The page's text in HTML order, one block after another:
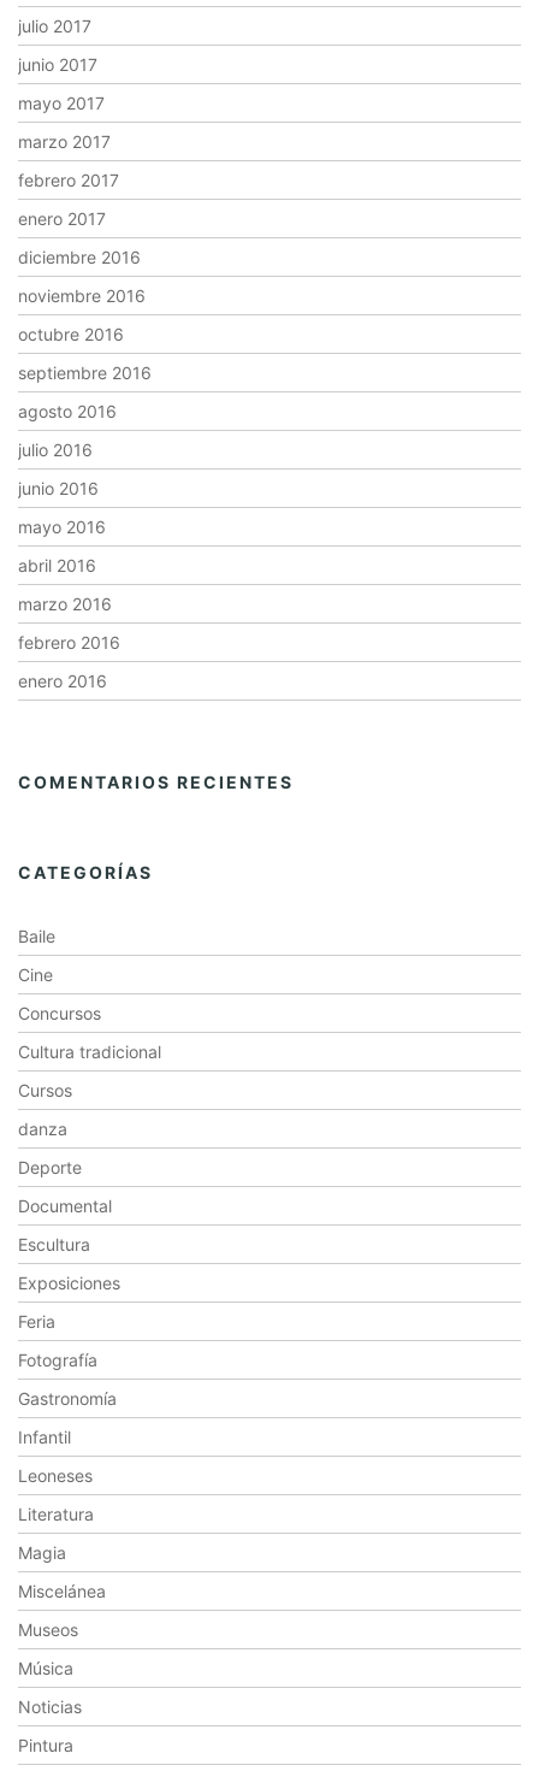
julio 2017
junio 2017
mayo 2017
marzo 2017
febrero 2017
enero 2017
diciembre 2016
noviembre 2016
octubre 2016
septiembre 2016
agosto 2016
julio 2016
junio 2016
mayo 2016
abril 2016
marzo 2016
febrero 2016
enero 2016
COMENTARIOS RECIENTES
CATEGORÍAS
Baile
Cine
Concursos
Cultura tradicional
Cursos
danza
Deporte
Documental
Escultura
Exposiciones
Feria
Fotografía
Gastronomía
Infantil
Leoneses
Literatura
Magia
Miscelánea
Museos
Música
Noticias
Pintura